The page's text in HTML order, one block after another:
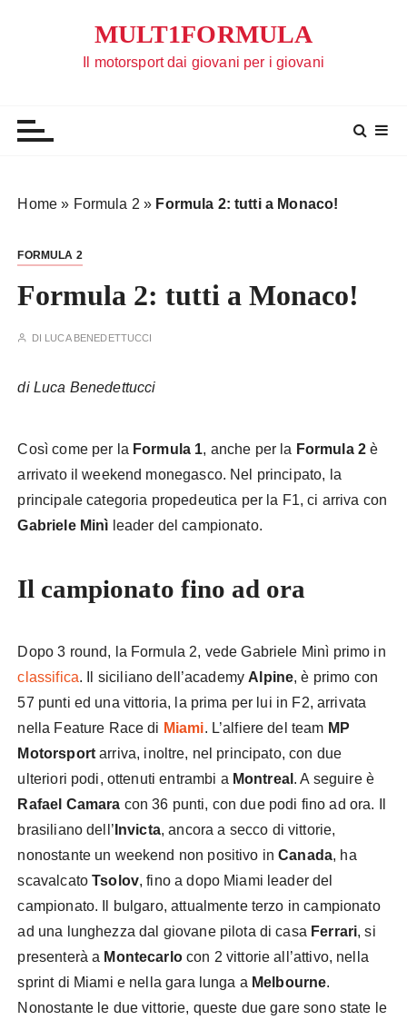
MULT1FORMULA
Il motorsport dai giovani per i giovani
Home » Formula 2 » Formula 2: tutti a Monaco!
FORMULA 2
Formula 2: tutti a Monaco!
DI LUCA BENEDETTUCCI
di Luca Benedettucci
Così come per la Formula 1, anche per la Formula 2 è
arrivato il weekend monegasco. Nel principato, la
principale categoria propedeutica per la F1, ci arriva con
Gabriele Minì leader del campionato.
Il campionato fino ad ora
Dopo 3 round, la Formula 2, vede Gabriele Minì primo in
classifica. Il siciliano dell’academy Alpine, è primo con
57 punti ed una vittoria, la prima per lui in F2, arrivata
nella Feature Race di Miami. L’alfiere del team MP
Motorsport arriva, inoltre, nel principato, con due
ulteriori podi, ottenuti entrambi a Montreal . A seguire è
Rafael Camara con 36 punti, con due podi fino ad ora. Il
brasiliano dell’ Invicta, ancora a secco di vittorie,
nonostante un weekend non positivo inCanada, ha
scavalcatoTsolov, fino a dopo Miami leader del
campionato. Il bulgaro, attualmente terzo in campionato
ad una lunghezza dal giovane pilota di casa Ferrari, si
presenterà a Montecarlocon 2 vittorie all’attivo, nella
sprint di Miami e nella gara lunga a Melbourne.
Nonostante le due vittorie, queste due gare sono state le